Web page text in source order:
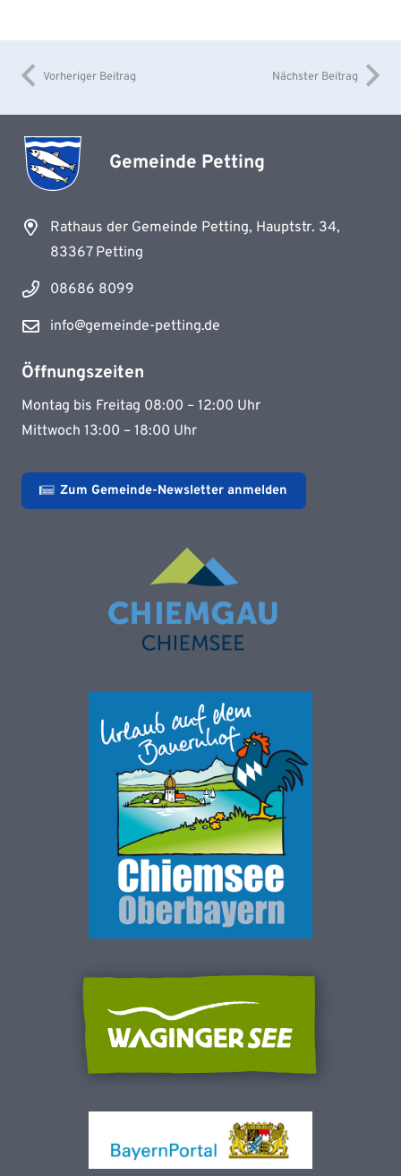
Vorheriger Beitrag Nächster Beitrag
Gemeinde Petting
Rathaus der Gemeinde Petting, Hauptstr. 34,
83367 Petting
08686 8099
info@gemeinde-petting.de
Öffnungszeiten
Montag bis Freitag 08:00 – 12:00 Uhr
Mittwoch 13:00 – 18:00 Uhr
Zum Gemeinde-Newsletter anmelden